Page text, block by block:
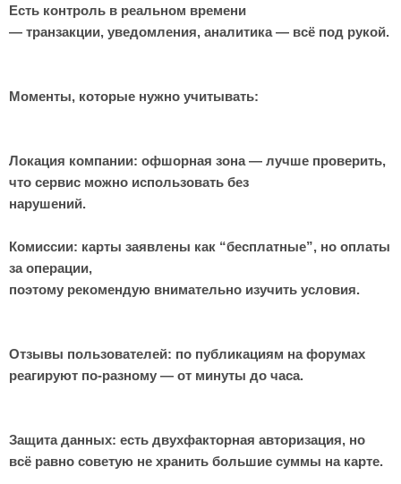
Есть контроль в реальном времени
— транзакции, уведомления, аналитика — всё под рукой.
Моменты, которые нужно учитывать:
Локация компании: офшорная зона — лучше проверить,
что сервис можно использовать без
нарушений.
Комиссии: карты заявлены как “бесплатные”, но оплаты
за операции,
поэтому рекомендую внимательно изучить условия.
Отзывы пользователей: по публикациям на форумах
реагируют по-разному — от минуты до часа.
Защита данных: есть двухфакторная авторизация, но
всё равно советую не хранить большие суммы на карте.